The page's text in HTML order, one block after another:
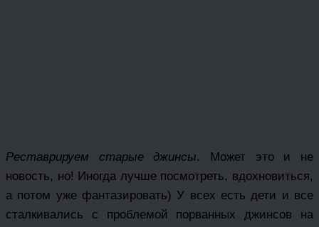
Реставрируем старые джинсы. Может это и не
новость, но! Иногда лучше посмотреть, вдохновиться,
а потом уже фантазировать) У всех есть дети и все
сталкивались с проблемой порванных джинсов на